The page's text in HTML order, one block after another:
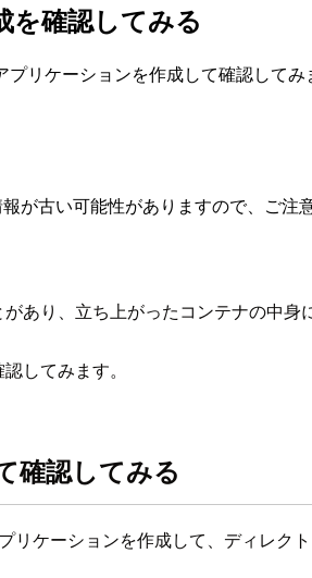
を確認してみる
リケーションを作成して確認してみ
が古い可能性がありますので、ご注意
あり、立ち上がったコンテナの中身
してみます。
確認してみる
リケーションを作成して、ディレク